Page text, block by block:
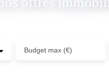
Budget max (€)